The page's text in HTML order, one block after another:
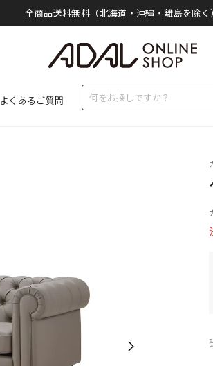
全商品送料無料（北海道・沖縄・離島を除く）
よくあるご質問